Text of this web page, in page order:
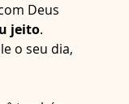
Deus
jeito.
o seu dia,